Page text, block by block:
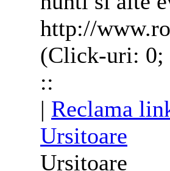
http://
(Click-uri: 0;
::
| Reclama
Ursitoare
Ursitoare